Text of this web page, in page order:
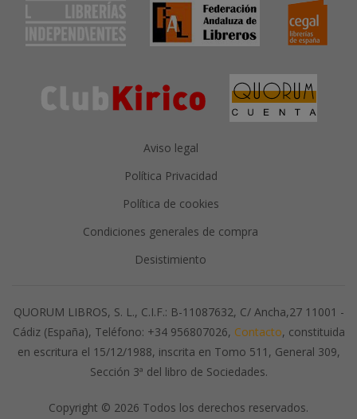
Aviso legal
Política Privacidad
Política de cookies
Condiciones generales de compra
Desistimiento
QUORUM LIBROS, S. L., C.I.F.: B-11087632, C/ Ancha,27 11001 -
Cádiz (España), Teléfono: +34 956807026, Contacto, constituida
en escritura el 15/12/1988, inscrita en Tomo 511, General 309,
Sección 3ª del libro de Sociedades.
Copyright © 2026 Todos los derechos reservados.